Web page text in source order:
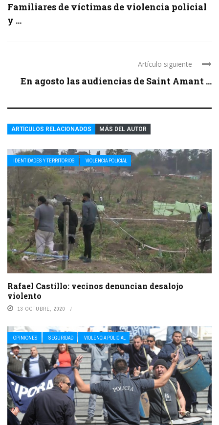
Familiares de víctimas de violencia policial
y ...
Artículo siguiente
En agosto las audiencias de Saint Amant ...
ARTÍCULOS RELACIONADOS MÁS DEL AUTOR
IDENTIDADES Y TERRITORIOS VIOLENCIA POLICIAL
Rafael Castillo: vecinos denuncian desalojo
violento
13 OCTUBRE, 2020
OPINIONES SEGURIDAD VIOLENCIA POLICIAL